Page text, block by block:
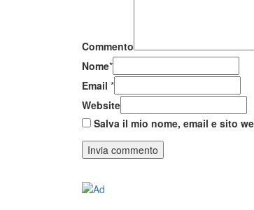
Commento
Nome*
Email *
Website
Salva il mio nome, email e sito